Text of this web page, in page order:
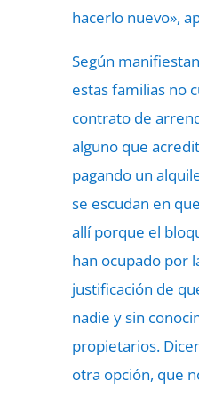
hacerlo nuevo»,
Según
estas familias no
contrato de
alguno que
pagando un
se escudan en
allí porque el
han ocupado por
justificación de
nadie y sin
propietarios.
otra opción, que